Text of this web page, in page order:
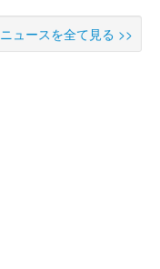
ニュースを全て見る >>